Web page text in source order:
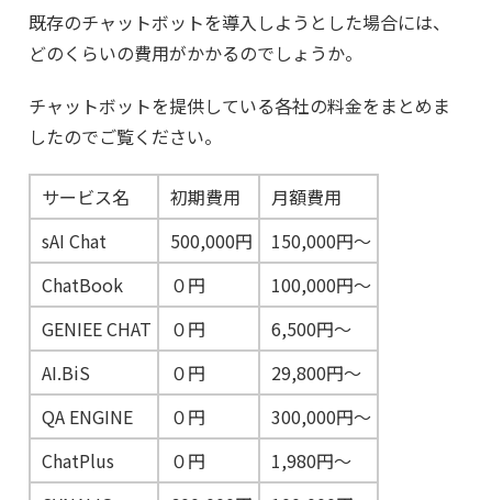
既存のチャットボットを導入しようとした場合には、
どのくらいの費用がかかるのでしょうか。
チャットボットを提供している各社の料金をまとめま
したのでご覧ください。
サービス名 初期費用
月額費用
sAI Chat
500,000円
150,000円〜
ChatBook
０円
100,000円〜
GENIEE CHAT
０円
6,500円〜
AI.BiS
０円
29,800円～
QA ENGINE
０円
300,000円〜
ChatPlus
０円
1,980円〜